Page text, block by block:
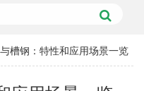
槽钢：特性和应用场景一览